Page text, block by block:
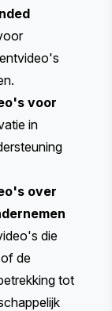
voor
in
over
die
de
tot